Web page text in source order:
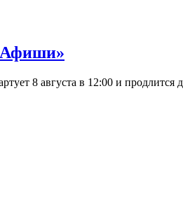
Афиши»
8 августа в 12:00 и продлится